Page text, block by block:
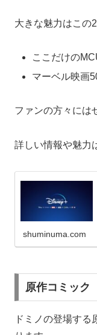
大きな魅力はこの2
ここだけの
マーベル映画
ファンの方々には
詳しい情報や魅力
shuminuma.com
原作コミック
ドミノの登場する